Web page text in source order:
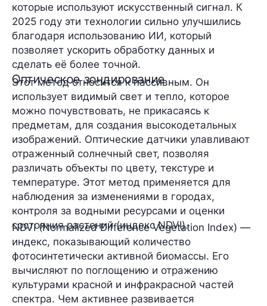
которые используют искусственный сигнал. К
2025 году эти технологии сильно улучшились
благодаря использованию ИИ, который
позволяет ускорить обработку данных и
сделать её более точной.
Оптическое зондирование
Этот метод относится к пассивным. Он
использует видимый свет и тепло, которое
можно почувствовать, не прикасаясь к
предметам, для создания высокодетальных
изображений. Оптические датчики улавливают
отраженный солнечный свет, позволяя
различать объекты по цвету, текстуре и
температуре. Этот метод применяется для
наблюдения за изменениями в городах,
контроля за водными ресурсами и оценки
состояния растений (индекс NDVI).
NDVI (Normalized Difference Vegetation Index) —
индекс, показывающий количество
фотосинтетически активной биомассы. Его
вычисляют по поглощению и отражению
культурами красной и инфракрасной частей
спектра. Чем активнее развивается